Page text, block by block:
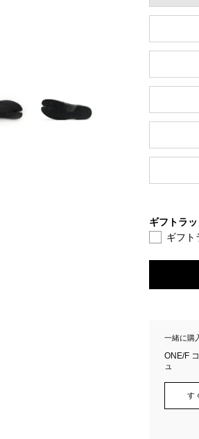
ギフトラ
ギフト
一緒に購
ONE/F
ュ
す